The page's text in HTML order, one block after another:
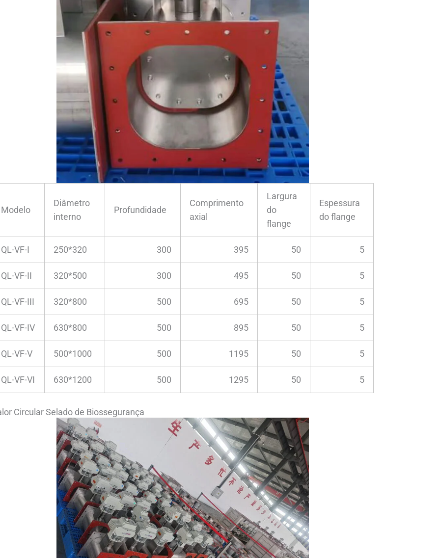
Modelo
Diâmetro
interno
Profundidade
Comprimento
axial
Largura
do
flange
Espessura
do flange
QL-VF-I 250*320 300 395 50 5
QL-VF-II 320*500 300 495 50 5
QL-VF-III 320*800 500 695 50 5
QL-VF-IV 630*800 500 895 50 5
QL-VF-V 500*1000 500 1195 50 5
QL-VF-VI 630*1200 500 1295 50 5
Circular Selado de Biossegurança